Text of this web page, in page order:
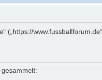
(„https://